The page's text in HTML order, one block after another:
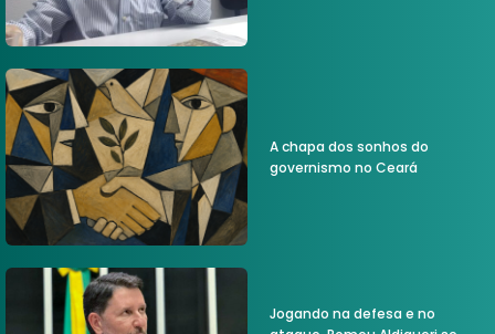
A chapa dos sonhos do
governismo no Ceará
Jogando na defesa e no